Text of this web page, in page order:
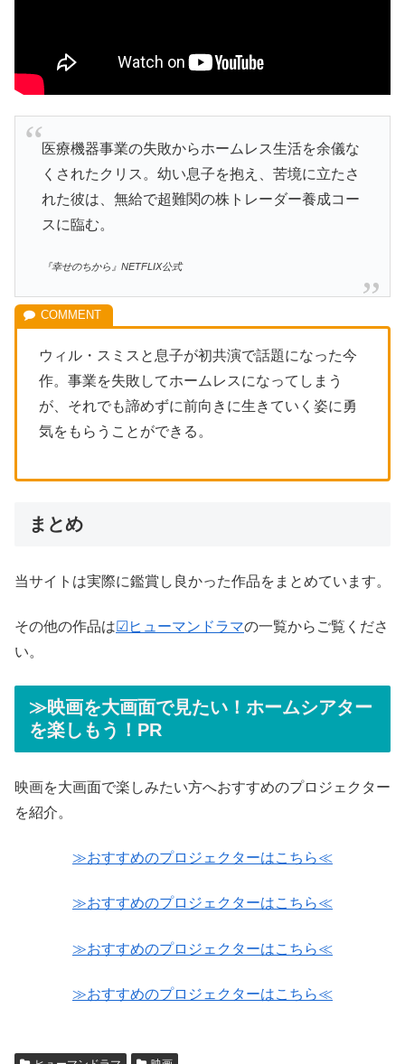
医療機器事業の失敗からホームレス生活を余儀な
くされたクリス。幼い息子を抱え、苦境に立たさ
れた彼は、無給で超難関の株トレーダー養成コー
スに臨む。
『幸せのちから』NETFLIX公式
ウィル・スミスと息子が初共演で話題になった今
作。事業を失敗してホームレスになってしまう
が、それでも諦めずに前向きに生きていく姿に勇
気をもらうことができる。
まとめ
当サイトは実際に鑑賞し良かった作品をまとめています。
その他の作品は☑ヒューマンドラマの一覧からご覧くださ
い。
≫映画を大画面で見たい！ホームシアター
を楽しもう！PR
映画を大画面で楽しみたい方へおすすめのプロジェクター
を紹介。
≫おすすめのプロジェクターはこちら≪
≫おすすめのプロジェクターはこちら≪
≫おすすめのプロジェクターはこちら≪
≫おすすめのプロジェクターはこちら≪